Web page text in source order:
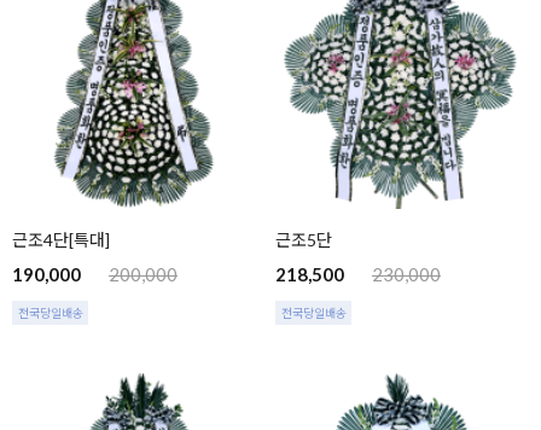
근조4단[특대]
190,000 200,000
전국당일배송
근조5단
218,500 230,000
전국당일배송